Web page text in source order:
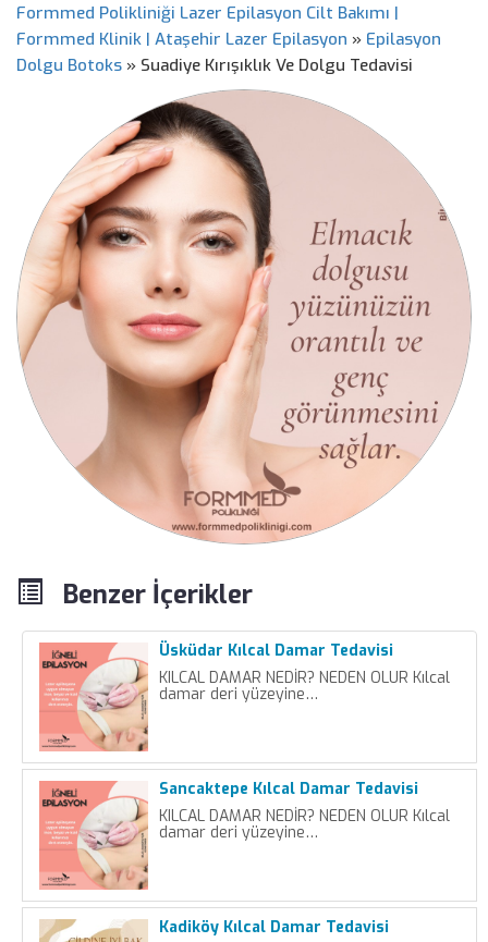
Formmed Polikliniği Lazer Epilasyon Cilt Bakımı |
Formmed Klinik | Ataşehir Lazer Epilasyon » Epilasyon
Dolgu Botoks » Suadiye Kırışıklık Ve Dolgu Tedavisi
Benzer İçerikler
Üsküdar Kılcal Damar Tedavisi
KILCAL DAMAR NEDİR? NEDEN OLUR Kılcal
damar deri yüzeyine…
Sancaktepe Kılcal Damar Tedavisi
KILCAL DAMAR NEDİR? NEDEN OLUR Kılcal
damar deri yüzeyine…
Kadiköy Kılcal Damar Tedavisi